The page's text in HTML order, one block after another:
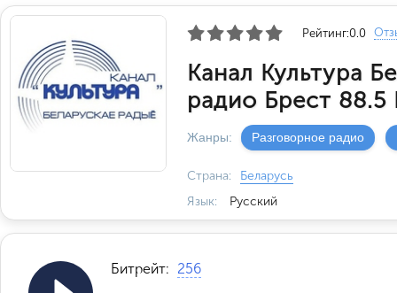
Рейтинг:0.0
Канал Культура
радио Брест 88.5
Жанры: Разговорное радио
Страна:
Беларусь
Язык:
Русский
Битрейт: 256